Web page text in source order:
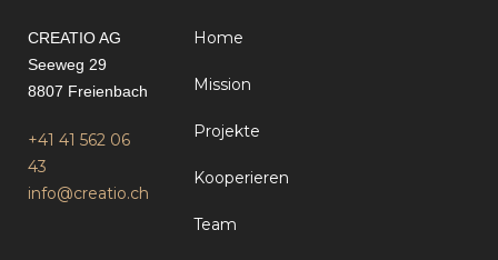
CREATIO AG
Seeweg 29
8807 Freienbach
+41 41 562 06
43
info@creatio.ch
Home
Mission
Projekte
Kooperieren
Team